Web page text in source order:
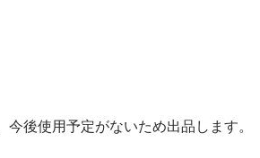
今後使用予定がないため出品します。